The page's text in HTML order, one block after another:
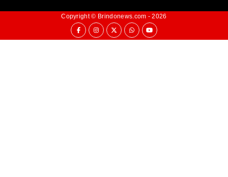
Copyright © Brindonews.com - 2026